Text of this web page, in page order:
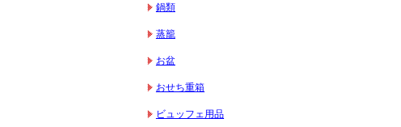
鍋類
蒸籠
お盆
おせち重箱
ビュッフェ用品